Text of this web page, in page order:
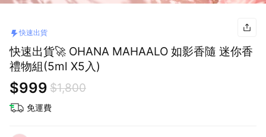
快速出貨
快速出貨🚀 OHANA MAHAALO 如影香隨 迷你香
禮物組(5ml X5入)
$999 $1,800
免運費